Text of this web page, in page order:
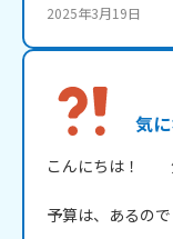
2025年3月19日
気
こんにちは！　
予算は、あるの